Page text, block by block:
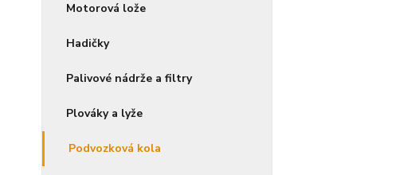
Motorová lože
Hadičky
Palivové nádrže a filtry
Plováky a lyže
Podvozková kola